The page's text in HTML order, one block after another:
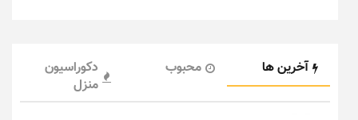
آخرین ها محبوب
دکوراسیون
منزل